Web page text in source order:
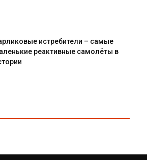
истребители – самые
реактивные самолёты в